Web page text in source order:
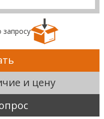
запросу
и цену